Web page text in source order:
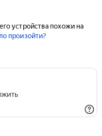
устройства похожи на
произойти?